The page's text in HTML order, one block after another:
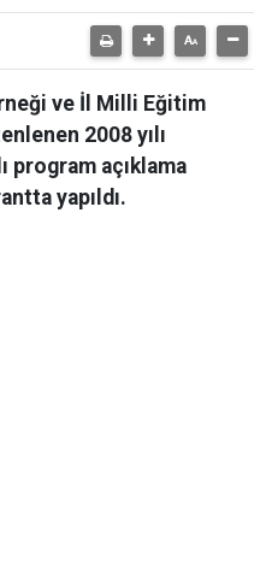
ve İl Milli Eğitim
2008 yılı
program açıklama
yapıldı.